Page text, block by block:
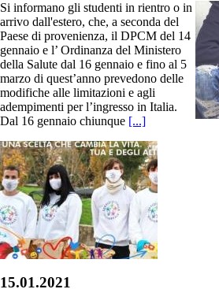
Si informano gli studenti in rientro o in
arrivo dall'estero, che, a seconda del
Paese di provenienza, il DPCM del 14
gennaio e l’ Ordinanza del Ministero
della Salute dal 16 gennaio e fino al 5
marzo di quest’anno prevedono delle
modifiche alle limitazioni e agli
adempimenti per l’ingresso in Italia.
Dal 16 gennaio chiunque [...]
15.01.2021